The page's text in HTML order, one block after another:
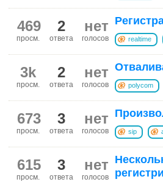
нет
голосов
2
ответа
469
просм. realtime
нет
голосов
2
ответа
3k
просм. polycom
нет
голосов
3
ответа
673
просм. sip
нет
голосов
3
ответа
615
просм.